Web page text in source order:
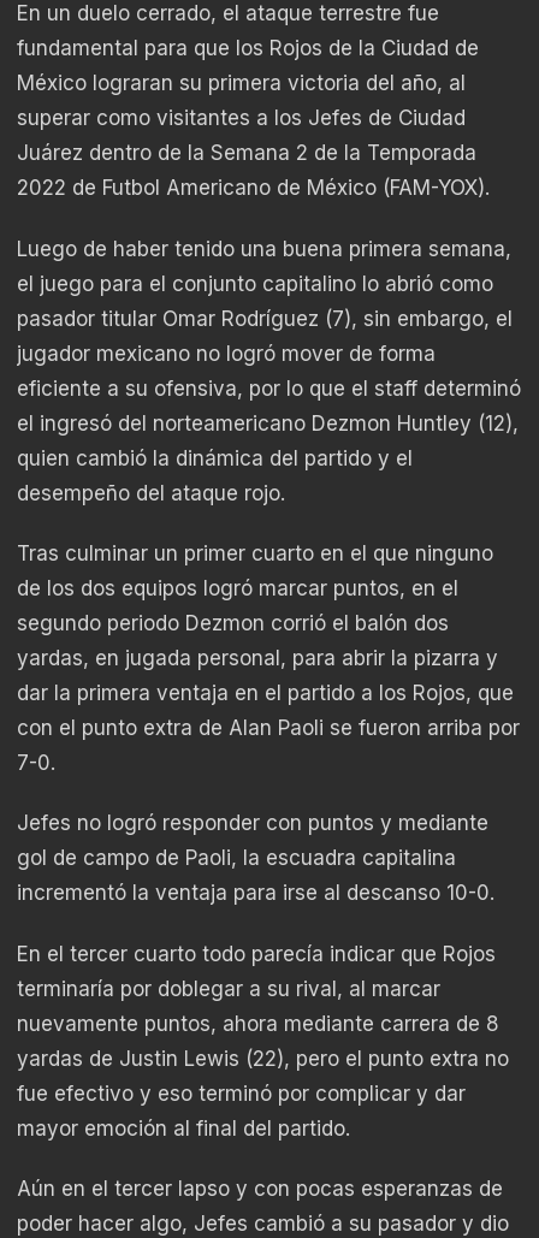
En un duelo cerrado, el ataque terrestre fue
fundamental para que los Rojos de la Ciudad de
México lograran su primera victoria del año, al
superar como visitantes a los Jefes de Ciudad
Juárez dentro de la Semana 2 de la Temporada
2022 de Futbol Americano de México (FAM-YOX).
Luego de haber tenido una buena primera semana,
el juego para el conjunto capitalino lo abrió como
pasador titular Omar Rodríguez (7), sin embargo, el
jugador mexicano no logró mover de forma
eficiente a su ofensiva, por lo que el staff determinó
el ingresó del norteamericano Dezmon Huntley (12),
quien cambió la dinámica del partido y el
desempeño del ataque rojo.
Tras culminar un primer cuarto en el que ninguno
de los dos equipos logró marcar puntos, en el
segundo periodo Dezmon corrió el balón dos
yardas, en jugada personal, para abrir la pizarra y
dar la primera ventaja en el partido a los Rojos, que
con el punto extra de Alan Paoli se fueron arriba por
7-0.
Jefes no logró responder con puntos y mediante
gol de campo de Paoli, la escuadra capitalina
incrementó la ventaja para irse al descanso 10-0.
En el tercer cuarto todo parecía indicar que Rojos
terminaría por doblegar a su rival, al marcar
nuevamente puntos, ahora mediante carrera de 8
yardas de Justin Lewis (22), pero el punto extra no
fue efectivo y eso terminó por complicar y dar
mayor emoción al final del partido.
Aún en el tercer lapso y con pocas esperanzas de
poder hacer algo, Jefes cambió a su pasador y dio